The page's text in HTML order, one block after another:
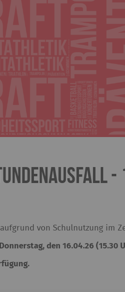
von Schulnutzung im
den 16.04.26 (15.30